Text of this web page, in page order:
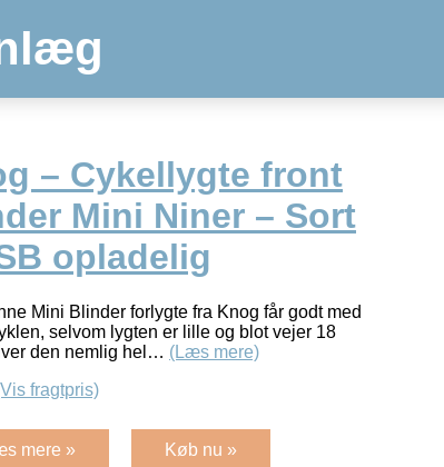
– Cykellygte front
Mini Niner – Sort
opladelig
Mini Blinder forlygte fra Knog får godt med
selvom lygten er lille og blot vejer 18
den nemlig hel… (Læs mere)
fragtpris)
mere » Køb nu »